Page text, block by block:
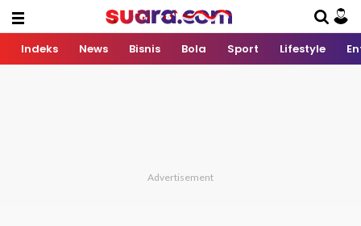
Indeks News Bisnis Bola Sport Lifestyle